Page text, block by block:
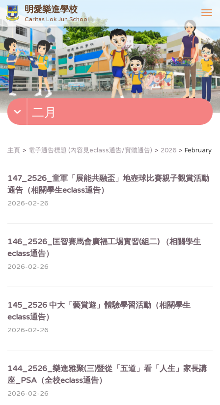
明愛樂進學校
Caritas Lok Jun School
T
o
g
g
l
e
n
v
g
i
n
二月
主頁 電子通告標題 (內容見eclass通告/實體通告) 2026 February
147_2526_童軍「展能共融盃」地壺球比賽親子觀賞活動
通告（相關學生eclass通告）
2026-02-26
146_2526_匡智賽馬會廣福工埸實習(組二) （相關學生
eclass通告）
2026-02-26
145_2526 中大「藝賞遊」體驗學習活動（相關學生
eclass通告）
2026-02-26
144_2526_樂進雅聚(三)暨從「五道」看「人生」家長講
座_PSA（全校eclass通告）
2026-02-26